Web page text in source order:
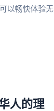
以畅快体验无
人的理